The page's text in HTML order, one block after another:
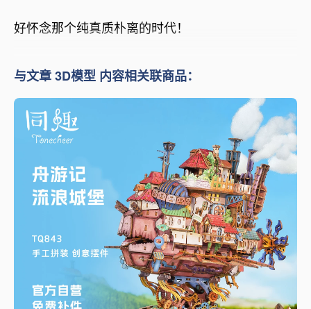
好怀念那个纯真质朴离的时代！
与文章 3D模型 内容相关联商品：